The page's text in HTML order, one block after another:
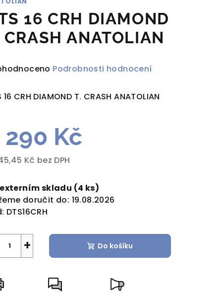
16 CRH DIAMOND
CRASH ANATOLIAN
Podrobnosti hodnocení
16 CRH DIAMOND T. CRASH ANATOLIAN
290 Kč
Kč bez DPH
skladu (4 ks)
doručit do: 19.08.2026
DTS16CRH
+ Do košíku